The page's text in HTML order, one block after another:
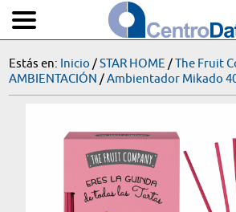
Estás en: Inicio /STAR HOME/The Fruit
AMBIENTACIÓN /Ambientador Mikado 40